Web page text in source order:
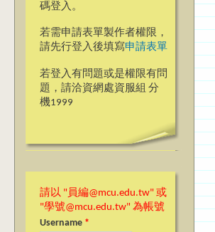
碼登入。
若需申請表單製作者權限，
請先行登入後填寫申請表單
若登入有問題或是權限有問
題，請洽資網處資服組 分
機1999
請以 "員編@mcu.edu.tw" 或
"學號@mcu.edu.tw" 為帳號
Username *